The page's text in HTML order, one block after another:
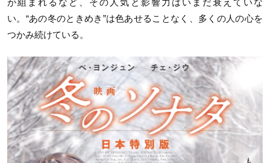
が組まれるなど、その人気と影響力はいまだ衰えていな
い。“あの冬のときめき”は色あせることなく、多くの人の心を
つかみ続けている。